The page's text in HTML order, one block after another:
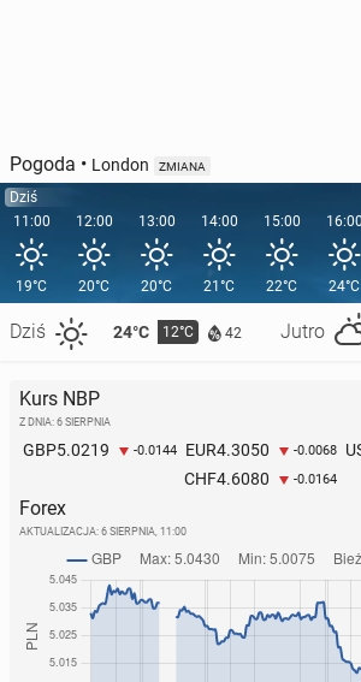
Pogoda • London ZMIANA
Dziś
11:00
19°C
Dziś 24°C 12°C 42 Jutro
12:00
20°C
13:00
20°C
14:00
21°C
15:00
22°C
16:00
24°C
Kurs NBP
Z DNIA: 6 SIERPNIA
GBP5.0219 -0.0144 EUR4.3050 -0.0068
CHF4.6080 -0.0164
Forex
AKTUALIZACJA: 6 SIERPNIA, 11:00